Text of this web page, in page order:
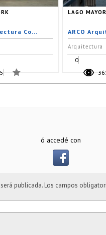
Co...
LAGO MAYOR
ARCO
Arquitectura
0
ó accedé con
publicada. Los campos